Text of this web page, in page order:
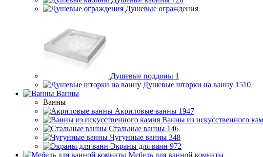
Душевые ограждения
Душевые поддоны 1
Душевые шторки на ванну 1510
Ванны
Ванны
Акриловые ванны 1947
Ванны из искусственного
Стальные ванны 146
Чугунные ванны 348
Экраны для ванн 972
Мебель для ванной комнаты